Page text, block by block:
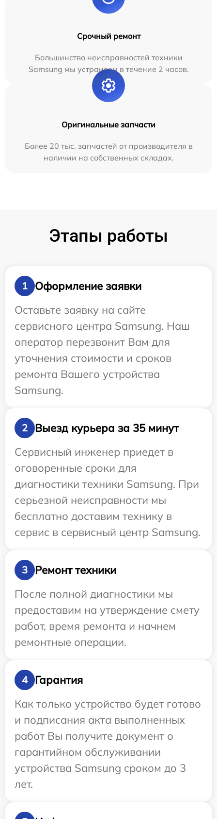
Срочный ремонт
Большинство неисправностей техники
Samsung мы устраняем в течение 2 часов.
Оригинальные запчасти
Более 20 тыс. запчастей от производителя в
наличии на собственных складах.
Этапы работы
1
Оформление заявки
Оставьте заявку на сайте
сервисного центра Samsung. Наш
оператор перезвонит Вам для
уточнения стоимости и сроков
ремонта Вашего устройства
Samsung.
2
Выезд курьера за 35 минут
Сервисный инженер приедет в
оговоренные сроки для
диагностики техники Samsung. При
серьезной неисправности мы
бесплатно доставим технику в
сервис в сервисный центр Samsung.
3
Ремонт техники
После полной диагностики мы
предоставим на утверждение смету
работ, время ремонта и начнем
ремонтные операции.
4
Гарантия
Как только устройство будет готово
и подписания акта выполненных
работ Вы получите документ о
гарантийном обслуживании
устройства Samsung сроком до 3
лет.